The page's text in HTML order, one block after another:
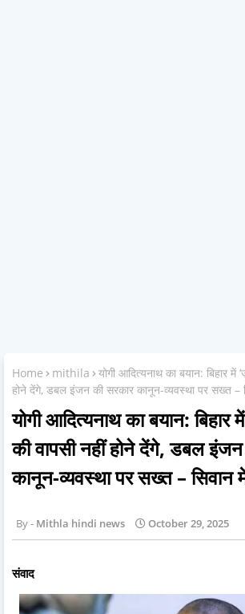
Home mithila
योगी आदित्यनाथ का बयान: बिहार में
होने देंगे, डबल इंजन की सरकार कानून-व्यवस्था पर सख्त –
योगी आदित्यनाथ का बयान: बिहार
की वापसी नहीं होने देंगे, डबल
कानून-व्यवस्था पर सख्त – सिवान
Mithla hindi news October 29, 2025
संवाद